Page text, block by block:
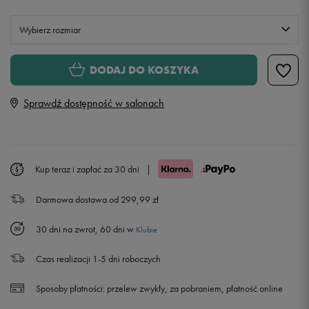
Wybierz rozmiar
S
DODAJ DO KOSZYKA
Sprawdź dostępność w salonach
Kup teraz i zapłać za 30 dni |
Darmowa dostawa od 299,99 zł
30 dni na zwrot, 60 dni w Klubie
Czas realizacji 1-5 dni roboczych
Sposoby płatności: przelew zwykły, za pobraniem, płatność online